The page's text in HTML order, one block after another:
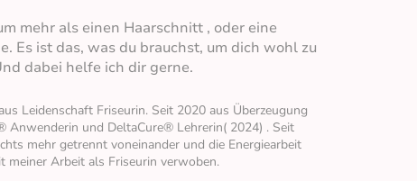
mehr als einen Haarschnitt , oder eine
Es ist das, was du brauchst, um dich wohl zu
dabei helfe ich dir gerne.
Leidenschaft Friseurin. Seit 2020 aus Überzeugung
Anwenderin und DeltaCure® Lehrerin( 2024) . Seit
mehr getrennt voneinander und die Energiearbeit
meiner Arbeit als Friseurin verwoben.